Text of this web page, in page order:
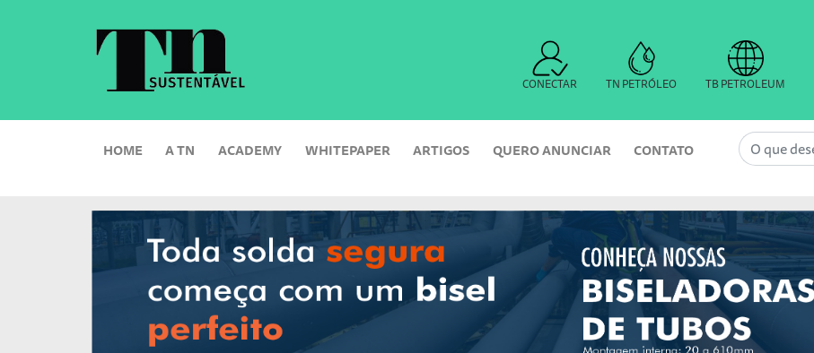
CONECTAR TN PETRÓLEO TB PETROLEUM
HOME A TN ACADEMY WHITEPAPER ARTIGOS QUERO ANUNCIAR CONTATO